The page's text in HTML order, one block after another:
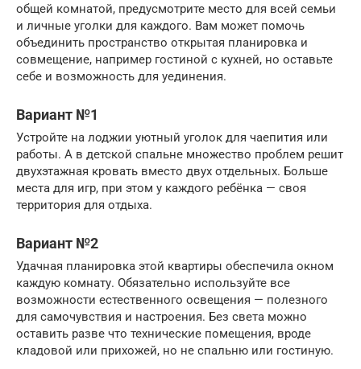
общей комнатой, предусмотрите место для всей семьи
и личные уголки для каждого. Вам может помочь
объединить пространство открытая планировка и
совмещение, например гостиной с кухней, но оставьте
себе и возможность для уединения.
Вариант №1
Устройте на лоджии уютный уголок для чаепития или
работы. А в детской спальне множество проблем решит
двухэтажная кровать вместо двух отдельных. Больше
места для игр, при этом у каждого ребёнка — своя
территория для отдыха.
Вариант №2
Удачная планировка этой квартиры обеспечила окном
каждую комнату. Обязательно используйте все
возможности естественного освещения — полезного
для самочувствия и настроения. Без света можно
оставить разве что технические помещения, вроде
кладовой или прихожей, но не спальню или гостиную.